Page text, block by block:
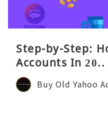
Step-by-Step:
Accounts In 20..
Buy Old Yahoo